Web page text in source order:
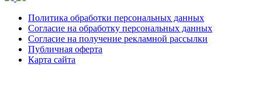
Политика обработки персональных данных
Согласие на обработку персональных данных
Согласие на получение рекламной рассылки
Публичная оферта
Карта сайта